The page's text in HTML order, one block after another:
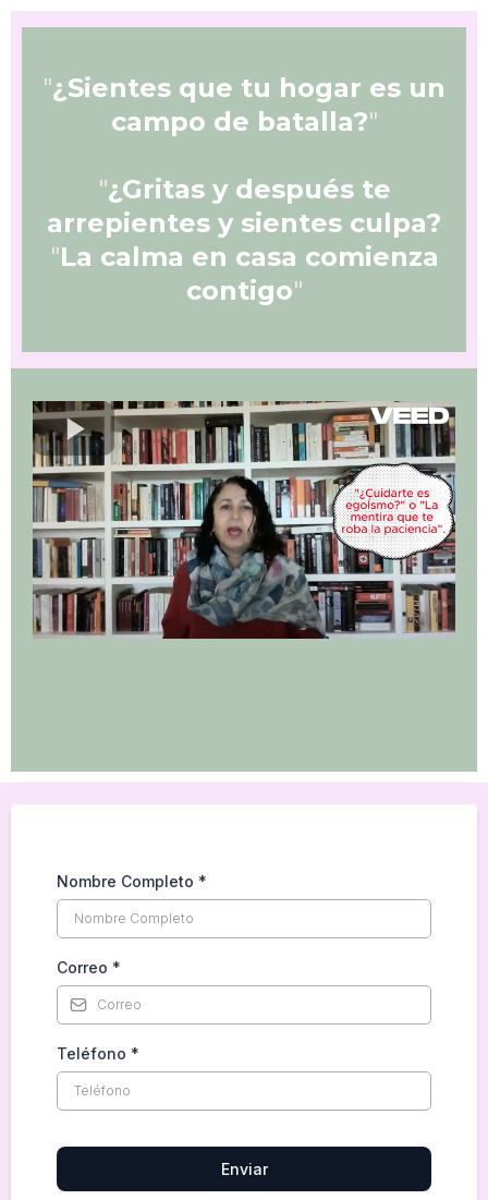
"¿Sientes que tu hogar es un
campo de batalla?"
"¿Gritas y después te
arrepientes y sientes culpa?
"La calma en casa comienza
contigo"
Nombre Completo *
Correo *
Teléfono *
Enviar